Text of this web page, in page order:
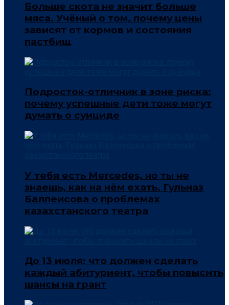
Больше скота не значит больше
мяса. Учёный о том, почему цены
зависят от кормов и состояния
пастбищ
Подросток-отличник в зоне риска:
почему успешные дети тоже могут
думать о суициде
У тебя есть Mercedes, но ты не
знаешь, как на нём ехать. Гульназ
Балпеисова о проблемах
казахстанского театра
До 13 июля: что должен сделать
каждый абитуриент, чтобы повысить
шансы на грант